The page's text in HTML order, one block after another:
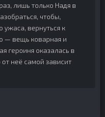
лишь только Надя в
чтобы,
ужаса, вернуться к
— вещь коварная и
героиня оказалась в
неё самой зависит